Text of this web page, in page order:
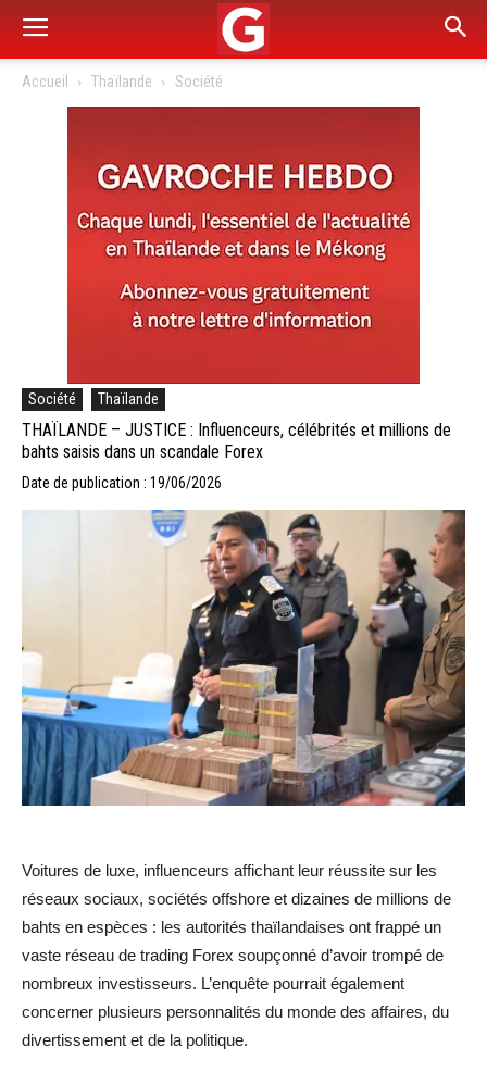
Accueil Thaïlande Société
Société Thaïlande
THAÏLANDE – JUSTICE : Influenceurs, célébrités et millions de
bahts saisis dans un scandale Forex
Date de publication : 19/06/2026
Voitures de luxe, influenceurs affichant leur réussite sur les
réseaux sociaux, sociétés offshore et dizaines de millions de
bahts en espèces : les autorités thaïlandaises ont frappé un
vaste réseau de trading Forex soupçonné d’avoir trompé de
nombreux investisseurs. L’enquête pourrait également
concerner plusieurs personnalités du monde des affaires, du
divertissement et de la politique.